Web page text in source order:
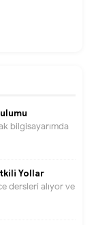
bilgisayarımda
Yollar
dersleri alıyor ve